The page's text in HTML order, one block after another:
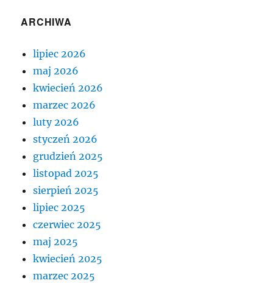
ARCHIWA
lipiec 2026
maj 2026
kwiecień 2026
marzec 2026
luty 2026
styczeń 2026
grudzień 2025
listopad 2025
sierpień 2025
lipiec 2025
czerwiec 2025
maj 2025
kwiecień 2025
marzec 2025